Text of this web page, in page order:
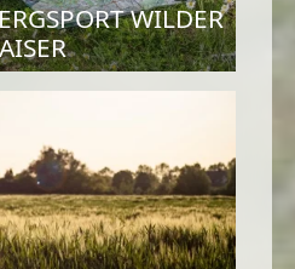
WILDER